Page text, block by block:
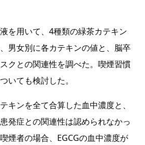
を用いて、4種類の緑茶カテキン
男女別に各カテキンの値と、脳卒
クとの関連性を調べた。喫煙習慣
いても検討した。
キンを全て合算した血中濃度と、
発症との関連性は認められなかっ
煙者の場合、EGCGの血中濃度が